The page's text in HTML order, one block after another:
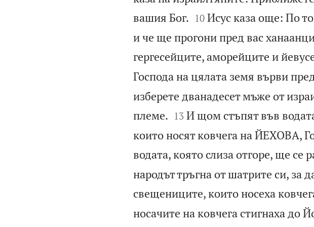
вашия Бог.
10 Исус каза още: По
и че ще прогони пред вас
гергесейците, аморейците и
Господа на цялата земя върви
изберете дванадесет мъже от
племе.
13 И щом стъпят във
които носят ковчега на ЙЕХОВА,
водата, която слиза отгоре, ще се
народът тръгна от шатрите си, за
свещениците, които носеха
носачите на ковчега стигнаха до